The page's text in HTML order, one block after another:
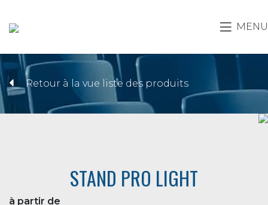
MENU
Retour à la vue liste des produits
STAND PRO LIGHT
à partir de